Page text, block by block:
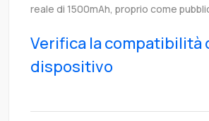
reale di 1500mAh, proprio come
Verifica la compatibilità
dispositivo